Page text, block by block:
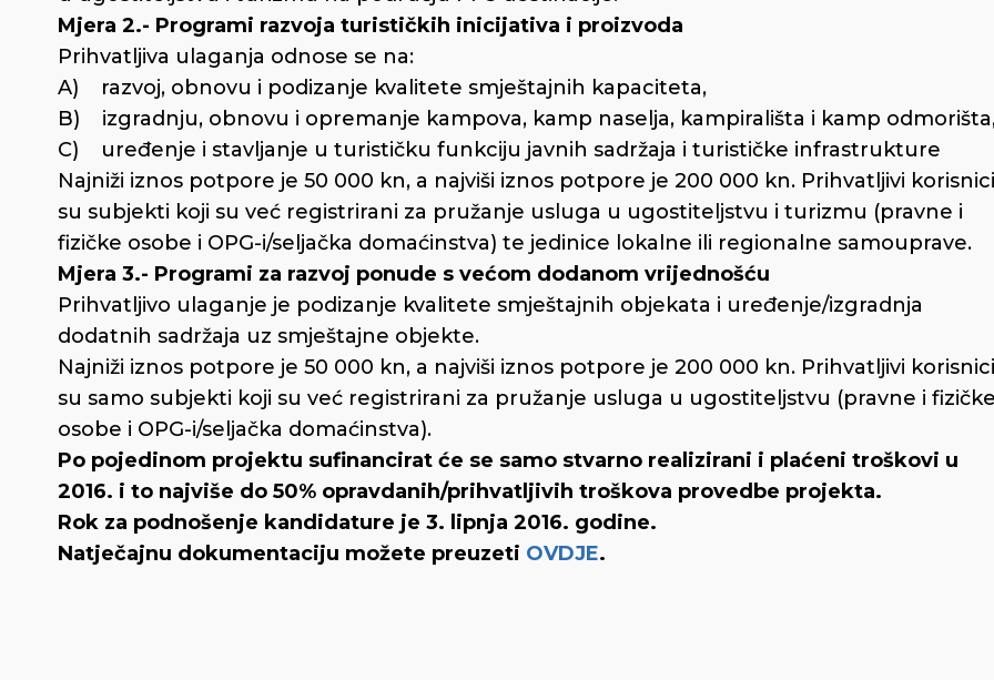
Mjera 2.- Programi razvoja turističkih inicijativa i proizvoda
Prihvatljiva ulaganja odnose se na:
A) razvoj, obnovu i podizanje kvalitete smještajnih kapaciteta,
B) izgradnju, obnovu i opremanje kampova, kamp naselja, kampirališta i kamp
C) uređenje i stavljanje u turističku funkciju javnih sadržaja i turističke infrastrukture
Najniži iznos potpore je 50 000 kn, a najviši iznos potpore je 200 000 kn. Prihvatljivi korisnici
su subjekti koji su već registrirani za pružanje usluga u ugostiteljstvu i turizmu (pravne i
fizičke osobe i OPG-i/seljačka domaćinstva) te jedinice lokalne ili regionalne samouprave.
Mjera 3.- Programi za razvoj ponude s većom dodanom vrijednošću
Prihvatljivo ulaganje je podizanje kvalitete smještajnih objekata i uređenje/izgradnja
dodatnih sadržaja uz smještajne objekte.
Najniži iznos potpore je 50 000 kn, a najviši iznos potpore je 200 000 kn. Prihvatljivi korisnici
su samo subjekti koji su već registrirani za pružanje usluga u ugostiteljstvu (pravne i fizičke
osobe i OPG-i/seljačka domaćinstva).
Po pojedinom projektu sufinancirat će se samo stvarno realizirani i plaćeni troškovi u
2016. i to najviše do 50% opravdanih/prihvatljivih troškova provedbe projekta.
Rok za podnošenje kandidature je 3. lipnja 2016. godine.
Natječajnu dokumentaciju možete preuzeti OVDJE.